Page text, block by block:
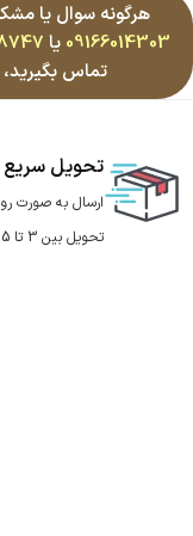
هرگونه سوال یا
09166014303 یا
تماس
تحویل سریع
ارسال به صورت
تحویل بین 3 تا 5 روز کاری